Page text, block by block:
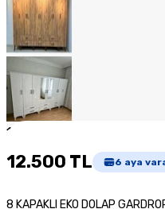
1
12.500 TL 6 aya
8 KAPAKLI EKO DOLAP